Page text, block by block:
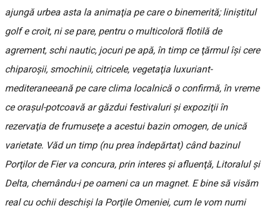
ajungă urbea asta la animaţia pe care o binemerită; liniştitul
golf e croit, ni se pare, pentru o multicoloră flotilă de
agrement, schi nautic, jocuri pe apă, în timp ce ţărmul îşi cere
chiparoşii, smochinii, citricele, vegetaţia luxuriant-
mediteraneeană pe care clima localnică o confirmă, în vreme
ce oraşul-potcoavă ar găzdui festivaluri şi expoziţii în
rezervaţia de frumuseţe a acestui bazin omogen, de unică
varietate. Văd un timp (nu prea îndepărtat) când bazinul
Porţilor de Fier va concura, prin interes şi afluenţă, Litoralul şi
Delta, chemându-i pe oameni ca un magnet. E bine să visăm
real cu ochii deschişi la Porţile Omeniei, cum le vom numi